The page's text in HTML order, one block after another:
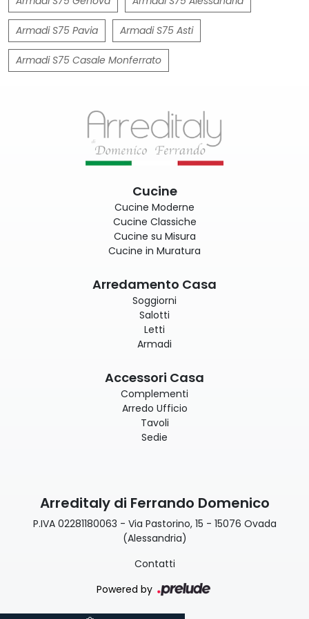
Armadi S75 Pavia Armadi S75 Asti
Armadi S75 Casale Monferrato
Cucine
Cucine Moderne
Cucine Classiche
Cucine su Misura
Cucine in Muratura
Arredamento Casa
Soggiorni
Salotti
Letti
Armadi
Accessori Casa
Complementi
Arredo Ufficio
Tavoli
Sedie
Arreditaly di Ferrando Domenico
P.IVA 02281180063 - Via Pastorino, 15 - 15076 Ovada
(Alessandria)
Contatti
Powered by